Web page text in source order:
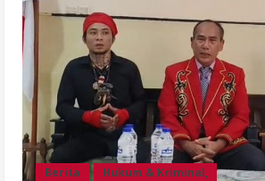
Berita Hukum & Kriminal,